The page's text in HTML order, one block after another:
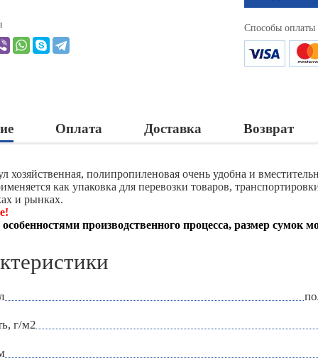
Способы оплаты
Оплата Доставка Возврат
хозяйственная, полипропиленовая очень удобна и
как упаковка для перевозки товаров,
и рынках.
особенностями производственного процесса, размер сумок
г/м2